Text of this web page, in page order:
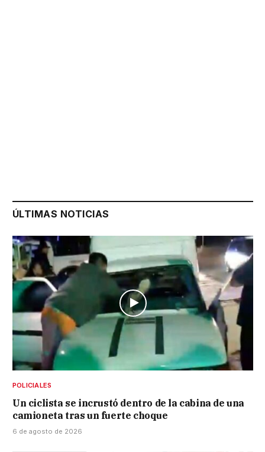
ÚLTIMAS NOTICIAS
POLICIALES
Un ciclista se incrustó dentro de la cabina de una
camioneta tras un fuerte choque
6 de agosto de 2026